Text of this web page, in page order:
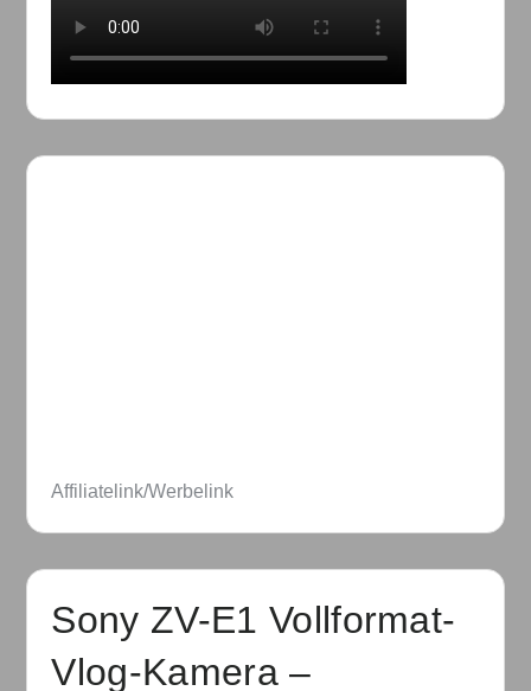
Affiliatelink/Werbelink
Sony ZV-E1 Vollformat-
Vlog-Kamera –